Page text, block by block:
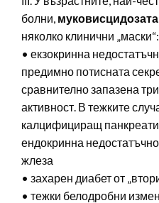
болни, муковисцидозата
няколко клинични „маски“:
• екзокринна
предимно потисната
сравнително запазена
активност. В тежките
калцифициращ
ендокринна
жлеза
• захарен диабет от
• тежки белодробни